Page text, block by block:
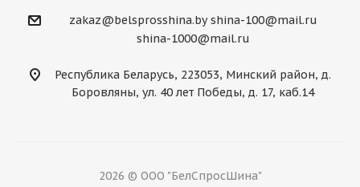
zakaz@belsprosshina.by shina-100@mail.ru
shina-1000@mail.ru
Республика Беларусь, 223053, Минский район, д.
Боровляны, ул. 40 лет Победы, д. 17, каб.14
2026 © ООО "БелСпросШина"